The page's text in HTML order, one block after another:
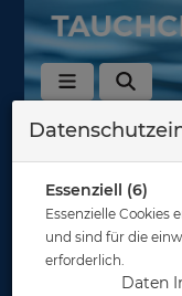
Essenziell (6)
Essenzielle
und sind für die
erforderlich.
Daten